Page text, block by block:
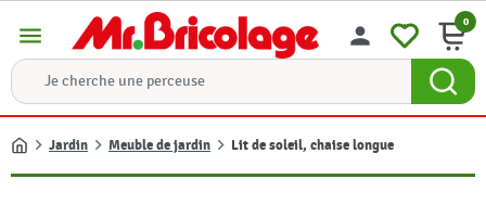
menu person 0
Accueil
Jardin Meuble de jardin Lit de soleil, chaise longue